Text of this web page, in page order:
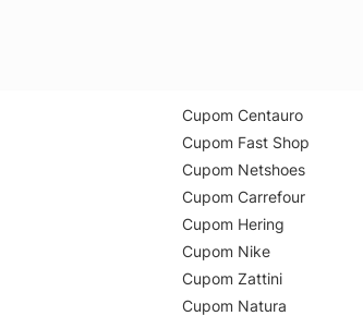
Cupom Centauro
Cupom Fast Shop
Cupom Netshoes
Cupom Carrefour
Cupom Hering
Cupom Nike
Cupom Zattini
Cupom Natura